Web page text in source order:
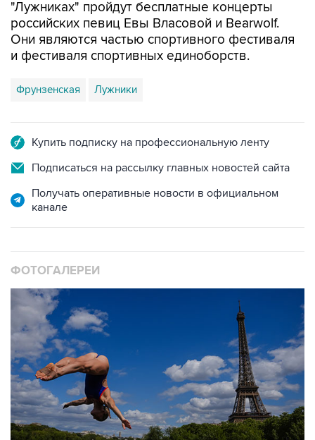
Они являются частью спортивного фестиваля
и фестиваля спортивных единоборств.
Фрунзенская Лужники
Подписаться на рассылку главных новостей сайта
Получать оперативные новости в официальном
10